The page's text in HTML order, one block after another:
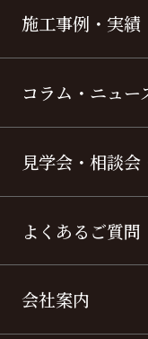
施工事例・実績
コラム・ニュー
見学会・相談会
よくあるご質問
会社案内